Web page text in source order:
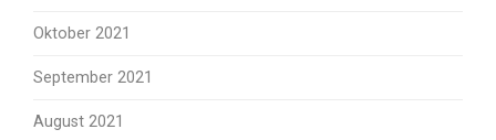
Oktober 2021
September 2021
August 2021